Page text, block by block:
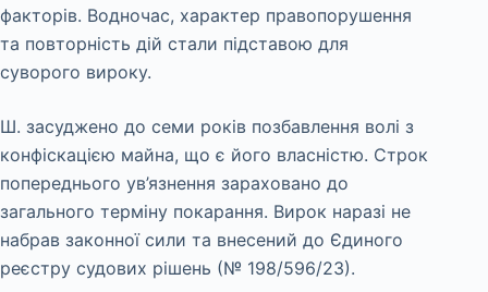
факторів. Водночас, характер правопорушення
та повторність дій стали підставою для
суворого вироку.
Ш. засуджено до семи років позбавлення волі з
конфіскацією майна, що є його власністю. Строк
попереднього ув’язнення зараховано до
загального терміну покарання. Вирок наразі не
набрав законної сили та внесений до Єдиного
реєстру судових рішень (№ 198/596/23).